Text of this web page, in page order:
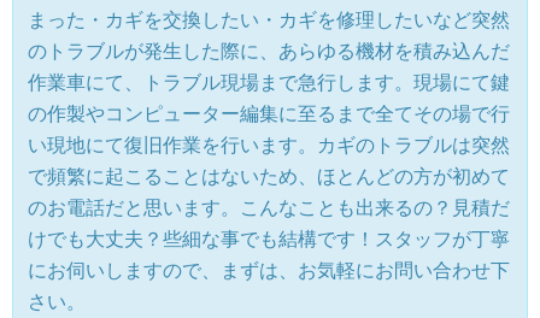
まった・カギを交換したい・カギを修理したいなど突然
のトラブルが発生した際に、あらゆる機材を積み込んだ
作業車にて、トラブル現場まで急行します。現場にて鍵
の作製やコンピューター編集に至るまで全てその場で行
い現地にて復旧作業を行います。カギのトラブルは突然
で頻繁に起こることはないため、ほとんどの方が初めて
のお電話だと思います。こんなことも出来るの？見積だ
けでも大丈夫？些細な事でも結構です！スタッフが丁寧
にお伺いしますので、まずは、お気軽にお問い合わせ下
さい。